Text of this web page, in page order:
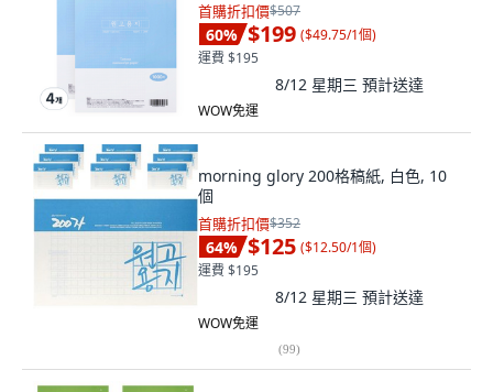
首購折扣價$507
60% $199 ($49.75/1個)
運費 $195
8/12 星期三 預計送達
WOW免運
morning glory 200格稿紙, 白色, 10
個
首購折扣價$352
64% $125 ($12.50/1個)
運費 $195
8/12 星期三 預計送達
WOW免運
(99)